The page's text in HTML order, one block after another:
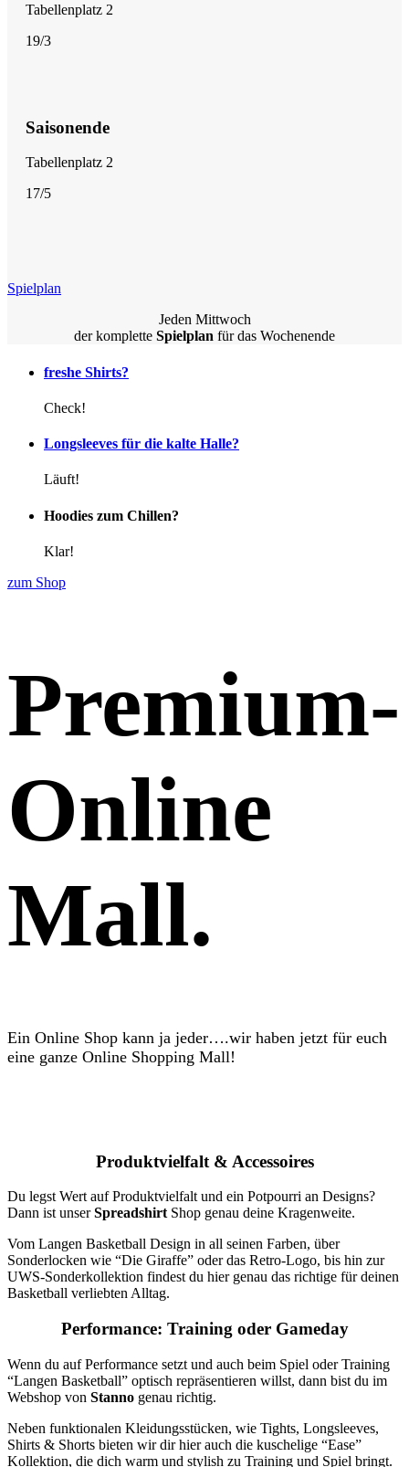
Tabellenplatz 2
19/3
Saisonende
Tabellenplatz 2
17/5
Spielplan
Jeden Mittwoch
der komplette Spielplan für das Wochenende
freshe Shirts?
Check!
Longsleeves für die kalte Halle?
Läuft!
Hoodies zum Chillen?
Klar!
zum Shop
Premium-
Online
Mall.
Ein Online Shop kann ja jeder….wir haben jetzt für euch
eine ganze Online Shopping Mall!
Produktvielfalt & Accessoires
Du legst Wert auf Produktvielfalt und ein Potpourri an Designs?
Dann ist unserSpreadshirt Shop genau deine Kragenweite.
Vom Langen Basketball Design in all seinen Farben, über
Sonderlocken wie “Die Giraffe” oder das Retro-Logo, bis hin zur
UWS-Sonderkollektion findest du hier genau das richtige für deinen
Basketball verliebten Alltag.
Performance: Training oder Gameday
Wenn du auf Performance setzt und auch beim Spiel oder Training
“Langen Basketball” optisch repräsentieren willst, dann bist du im
Webshop von Stanno genau richtig.
Neben funktionalen Kleidungsstücken, wie Tights, Longsleeves,
Shirts & Shorts bieten wir dir hier auch die kuschelige “Ease”
Kollektion, die dich warm und stylish zu Training und Spiel bringt.